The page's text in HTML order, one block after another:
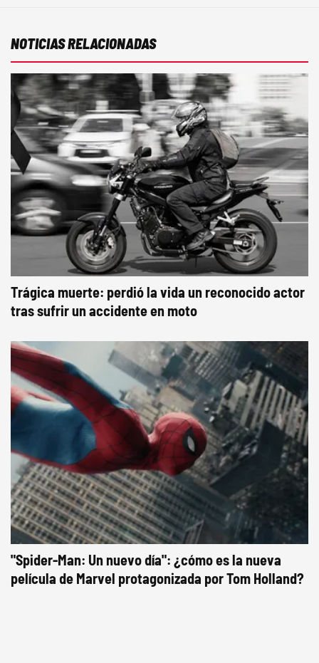
NOTICIAS RELACIONADAS
Trágica muerte: perdió la vida un reconocido actor
tras sufrir un accidente en moto
"Spider-Man: Un nuevo día": ¿cómo es la nueva
película de Marvel protagonizada por Tom Holland?